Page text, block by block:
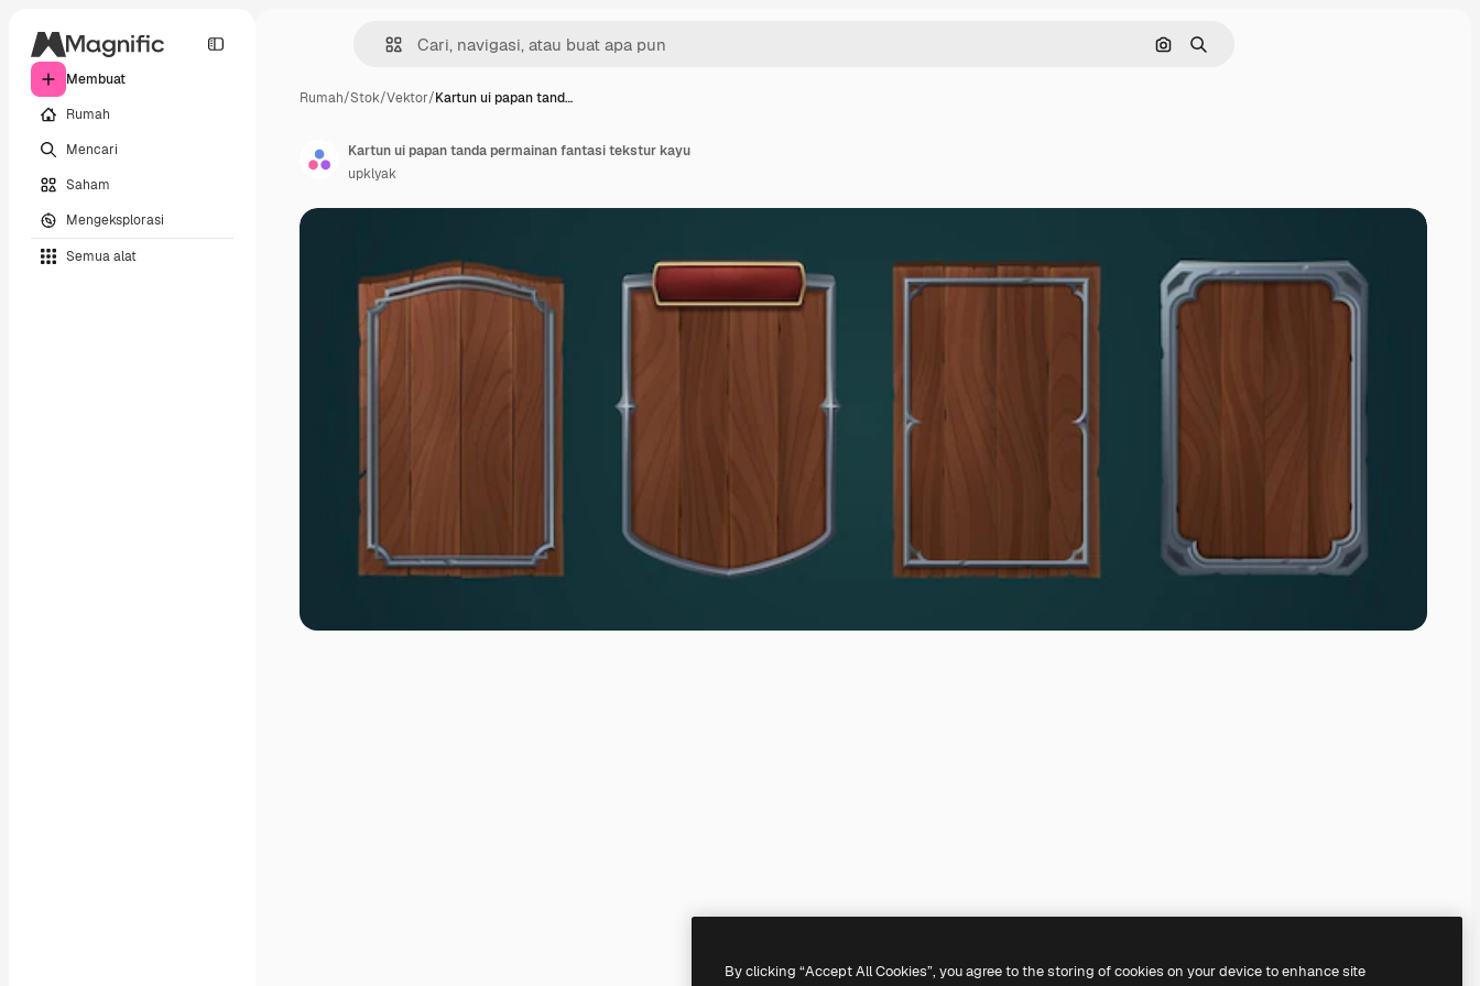
Membuat
Rumah
Mencari
Saham
Mengeksplorasi
Semua alat
Pencarian berdasarkan gambar
Mencari
Rumah/Stok/Vektor/Kartun ui papan tand…
Kartun ui papan tanda permainan fantasi tekstur kayu
upklyak
By clicking “Accept All Cookies”, you agree to the storing of cookies on your device to enhance site